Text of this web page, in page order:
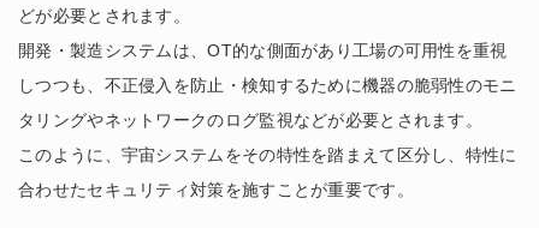
どが必要とされます。
開発・製造システムは、OT的な側面があり工場の可用性を重視
しつつも、不正侵入を防止・検知するために機器の脆弱性のモニ
タリングやネットワークのログ監視などが必要とされます。
このように、宇宙システムをその特性を踏まえて区分し、特性に
合わせたセキュリティ対策を施すことが重要です。